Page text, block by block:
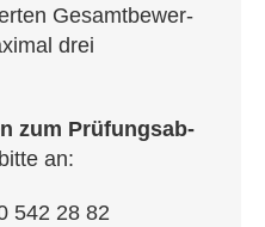
Gesamt­be­wer­
drei
zum Prü­fungs­ab­
an:
542 28 82